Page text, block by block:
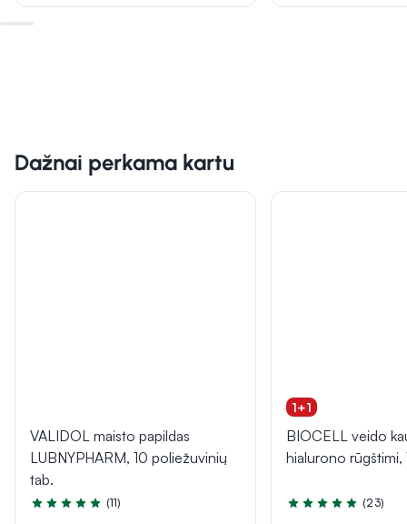
Dažnai perkama kartu
VALIDOL maisto papildas
LUBNYPHARM, 10 poliežuvinių
tab.
Įvertinimas 5.0 iš 5
(11)
1+1
BIOCELL veido
hialurono rūgštimi,
Įvertinimas 5.0 iš 5
(23)